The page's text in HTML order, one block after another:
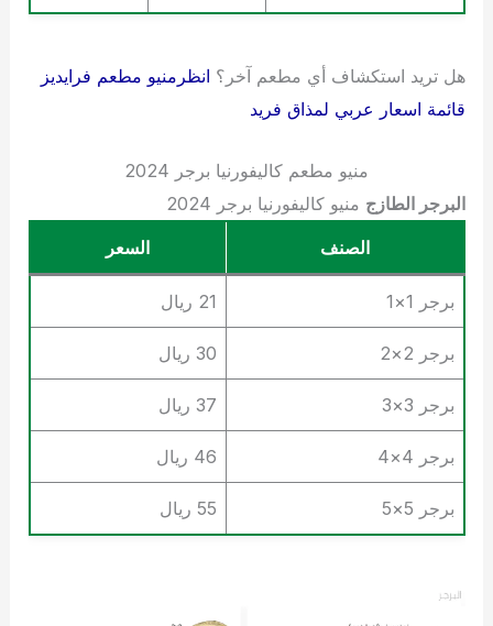
هل تريد استكشاف أي مطعم آخر؟ انظرمنيو مطعم فرايديز
قائمة اسعار عربي لمذاق فريد
منيو مطعم كاليفورنيا برجر 2024
البرجر الطازج منيو كاليفورنيا برجر 2024
الصنف
السعر
برجر 1×1 21 ريال
برجر 2×2 30 ريال
برجر 3×3 37 ريال
برجر 4×4 46 ريال
برجر 5×5 55 ريال